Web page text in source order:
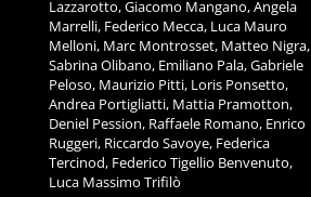
Lazzarotto, Giacomo Mangano, Angela
Marrelli, Federico Mecca, Luca Mauro
Melloni, Marc Montrosset, Matteo Nigra,
Sabrina Olibano, Emiliano Pala, Gabriele
Peloso, Maurizio Pitti, Loris Ponsetto,
Andrea Portigliatti, Mattia Pramotton,
Deniel Pession, Raffaele Romano, Enrico
Ruggeri, Riccardo Savoye, Federica
Tercinod, Federico Tigellio Benvenuto,
Luca Massimo Trifilò